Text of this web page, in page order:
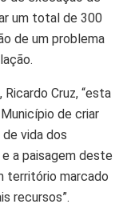
um total de 300
de um problema
Cruz, “esta
de criar
vida dos
a paisagem deste
território marcado
recursos”.